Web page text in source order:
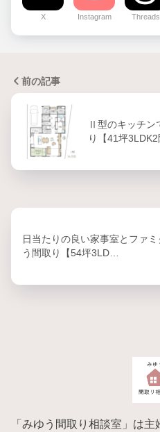
X Instagram Threads
前の記事
Ⅱ型のキッチン
り【41坪
日当たりの良い家事室とファ
う間取り【54坪3LD…
「みゆう間取り相談室」は